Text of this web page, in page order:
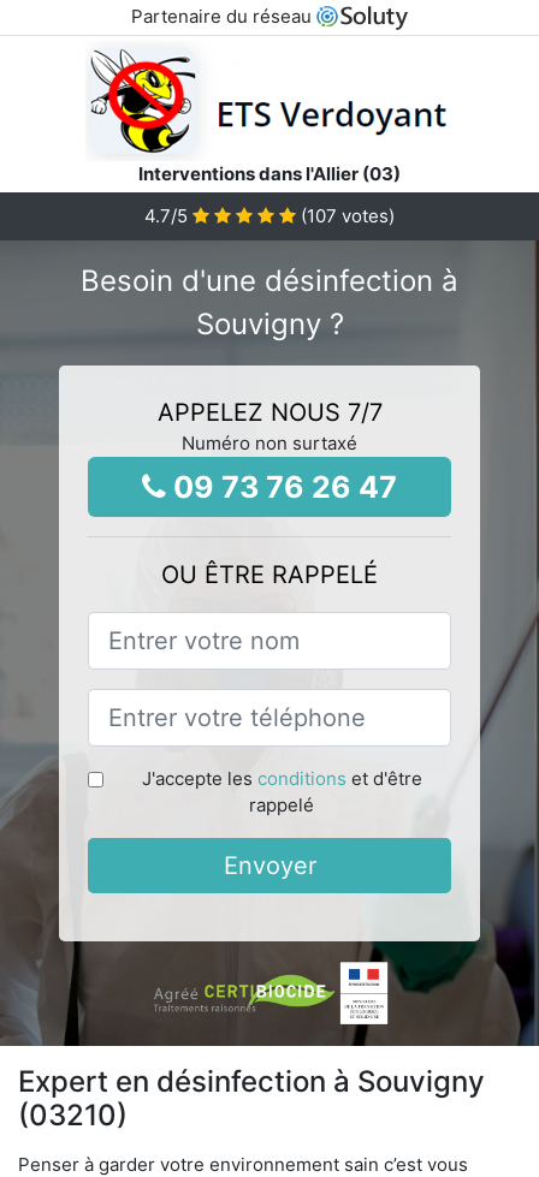
Partenaire du réseau
Interventions dans l'Allier (03)
4.7/5 (107 votes)
Besoin d'une désinfection à
Souvigny ?
APPELEZ NOUS 7/7
Numéro non surtaxé
09 73 76 26 47
OU ÊTRE RAPPELÉ
J'accepte les conditions et d'être
rappelé
Envoyer
Expert en désinfection à Souvigny
(03210)
Penser à garder votre environnement sain c’est vous